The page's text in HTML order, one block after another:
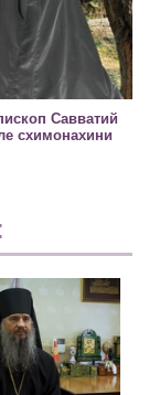
Савватий
схимонахини